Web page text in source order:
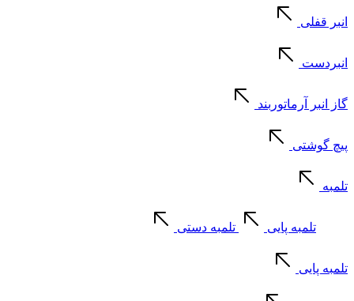
انبر قفلی
انبردست
گاز انبر آرماتوربند
پیچ گوشتی
تلمبه
تلمبه پایی تلمبه دستی
تلمبه پایی